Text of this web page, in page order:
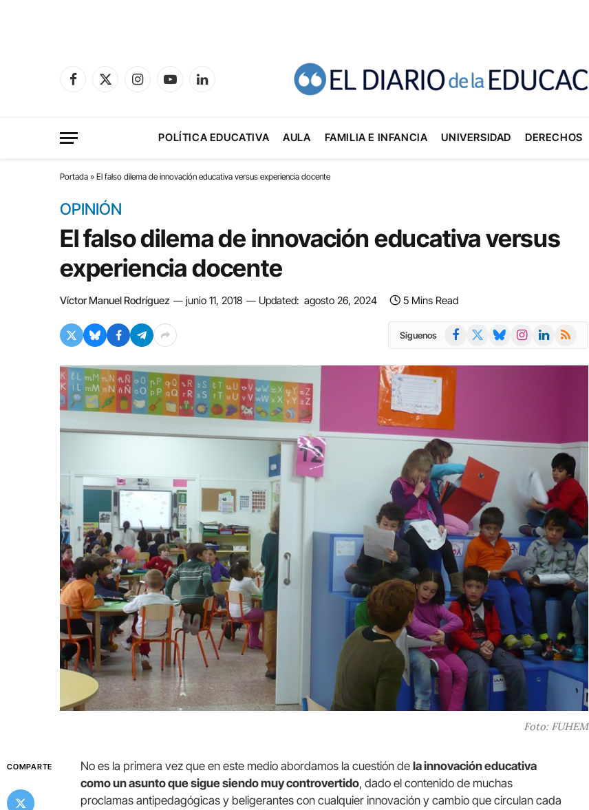
Facebook
X
InstagramYouTubeLinkedIn
POLÍTICA EDUCATIVA AULA FAMILIA E INFANCIA UNIVERSIDAD DERECHOS
Portada » El falso dilema de innovación educativa versus experiencia docente
OPINIÓN
El falso dilema de innovación educativa versus
experiencia docente
Víctor Manuel Rodríguez junio 11, 2018 Updated: agosto 26, 2024 5 Mins Read
Síguenos Facebook BlueskyInstagramLinkedIn
RSS
Foto: FUHEM
COMPARTE No es la primera vez que en este medio abordamos la cuestión dela innovación educativa
como un asunto que sigue siendo muy controvertido, dado el contenido de muchas
proclamas antipedagógicas y beligerantes con cualquier innovación y cambio que circulan cada